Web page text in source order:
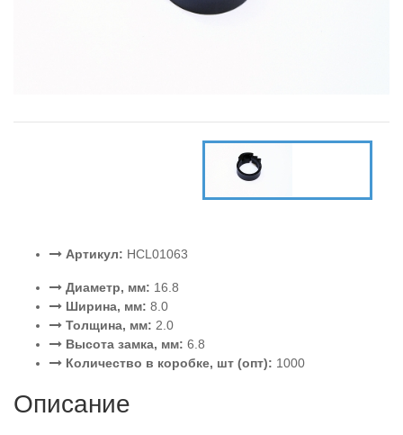
Артикул: HCL01063
Диаметр, мм: 16.8
Ширина, мм: 8.0
Толщина, мм: 2.0
Высота замка, мм: 6.8
Количество в коробке, шт (опт): 1000
Описание